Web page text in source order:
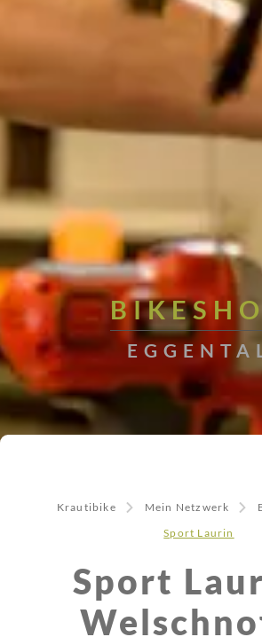
Krautibike Mein Netzwerk
Sport Laurin
Sport